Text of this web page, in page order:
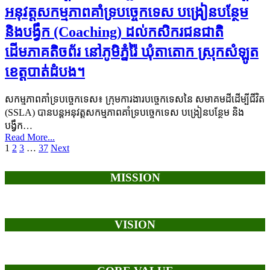
អនុវត្តសកម្មភាពគាំទ្របច្ចេកទេស បង្រៀនបន្ថែម
និងបង្វឹក (Coaching) ដល់កសិករជនជាតិ
ដើមភាគតិចព័រ នៅភូមិភ្នំរ៉ៃ ឃុំតាតោក ស្រុកសំឡូត
ខេត្តបាត់ដំបង។
សកម្មភាពគាំទ្របច្ចេកទេស៖ ក្រុមការងារបច្ចេកទេសនៃ សមាគមដីដើម្បីជីវិត
(SSLA) បានបន្តអនុវត្តសកម្មភាពគាំទ្របច្ចេកទេស បង្រៀនបន្ថែម និង
បង្វឹក…
Read More...
1 2 3 … 37 Next
MISSION
VISION